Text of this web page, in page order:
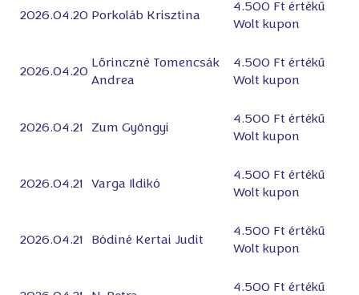
2026.04.20 Porkoláb Krisztina
4.500 Ft értékű
Wolt kupon
2026.04.20
Lőrincznè Tomencsák
Andrea
4.500 Ft értékű
Wolt kupon
2026.04.21 Zum Gyöngyi
4.500 Ft értékű
Wolt kupon
2026.04.21 Varga Ildikó
4.500 Ft értékű
Wolt kupon
2026.04.21 Bódiné Kertai Judit
4.500 Ft értékű
Wolt kupon
4.500 Ft értékű